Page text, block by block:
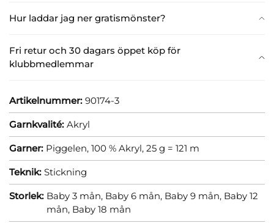
Hur laddar jag ner gratismönster?
Fri retur och 30 dagars öppet köp för
klubbmedlemmar
Artikelnummer: 90174-3
Garnkvalité: Akryl
Garner: Piggelen, 100 % Akryl, 25 g = 121 m
Teknik: Stickning
Storlek: Baby 3 mån, Baby 6 mån, Baby 9 mån, Baby 12
mån, Baby 18 mån